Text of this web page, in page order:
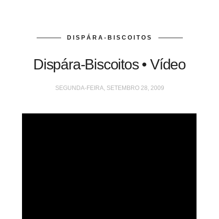
DISPÁRA-BISCOITOS
Dispára-Biscoitos • Vídeo
SEGUNDA-FEIRA, SETEMBRO 28, 2009